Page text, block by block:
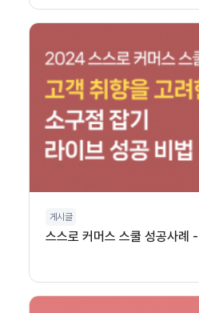
게시글
스스로 커머스 스쿨 성공사례